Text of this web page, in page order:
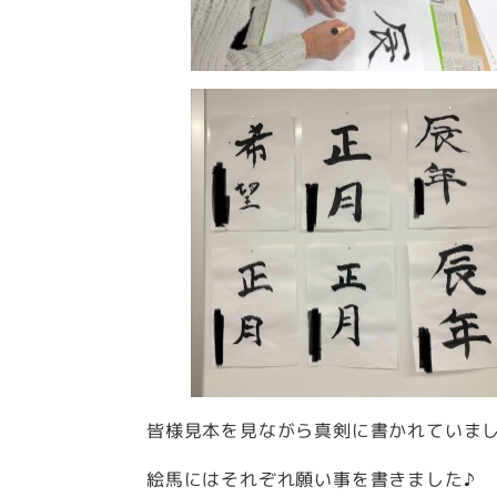
皆様見本を見ながら真剣に書かれていま
絵馬にはそれぞれ願い事を書きました♪